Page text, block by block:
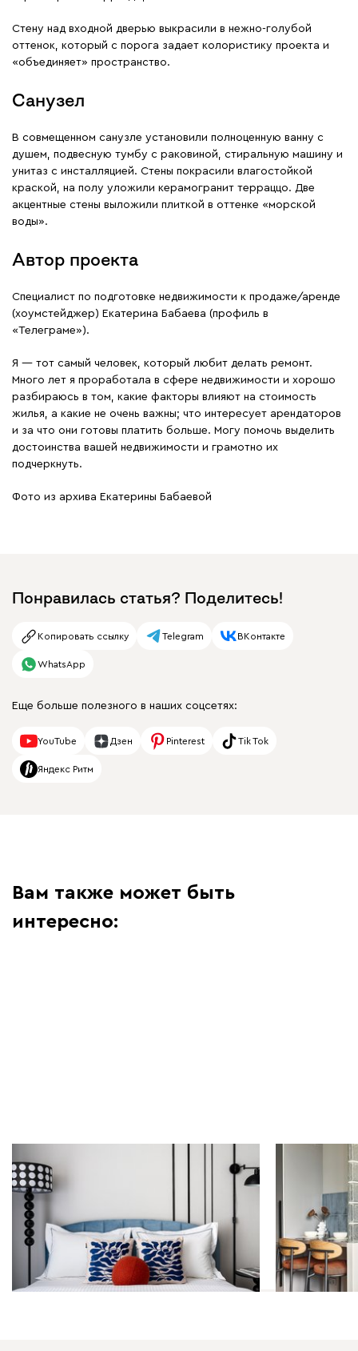
Стену над входной дверью выкрасили в нежно-голубой
оттенок, который с порога задает колористику проекта и
«объединяет» пространство.
Санузел
В совмещенном санузле установили полноценную ванну с
душем, подвесную тумбу с раковиной, стиральную машину и
унитаз с инсталляцией. Стены покрасили влагостойкой
краской, на полу уложили керамогранит терраццо. Две
акцентные стены выложили плиткой в оттенке «морской
воды».
Автор проекта
Специалист по подготовке недвижимости к продаже/аренде
(хоумстейджер) Екатерина Бабаева (профиль в
«Телеграме»).
Я — тот самый человек, который любит делать ремонт.
Много лет я проработала в сфере недвижимости и хорошо
разбираюсь в том, какие факторы влияют на стоимость
жилья, а какие не очень важны; что интересует арендаторов
и за что они готовы платить больше. Могу помочь выделить
достоинства вашей недвижимости и грамотно их
подчеркнуть.
Фото из архива Екатерины Бабаевой
Понравилась статья? Поделитесь!
Копировать ссылку Telegram ВКонтакте
WhatsApp
Еще больше полезного в наших соцсетях:
YouTube Дзен Pinterest Tik Tok
Яндекс Ритм
Вам также может быть
интересно:
Дизайн-проекты | 03.04.2026
Легкость и воздух: студия 22
кв.м в голубых оттенках
Студия 22
кухней